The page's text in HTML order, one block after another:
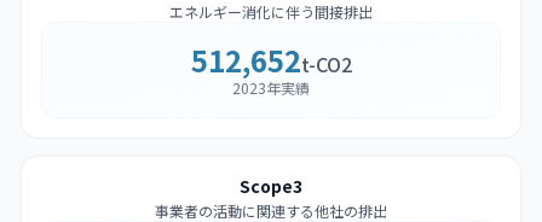
エネルギー消化に伴う間接排出
512,652t-CO2
2023年実績
Scope3
事業者の活動に関連する他社の排出